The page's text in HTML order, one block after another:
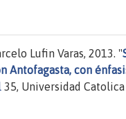
Lufin Varas, 2013. "
Antofagasta, con
35, Universidad